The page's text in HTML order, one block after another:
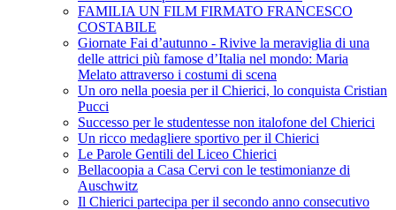
FAMILIA UN FILM FIRMATO FRANCESCO
COSTABILE
Giornate Fai d’autunno - Rivive la meraviglia di una
delle attrici più famose d’Italia nel mondo: Maria
Melato attraverso i costumi di scena
Un oro nella poesia per il Chierici, lo conquista Cristian
Pucci
Successo per le studentesse non italofone del Chierici
Un ricco medagliere sportivo per il Chierici
Le Parole Gentili del Liceo Chierici
Bellacoopia a Casa Cervi con le testimonianze di
Auschwitz
Il Chierici partecipa per il secondo anno consecutivo